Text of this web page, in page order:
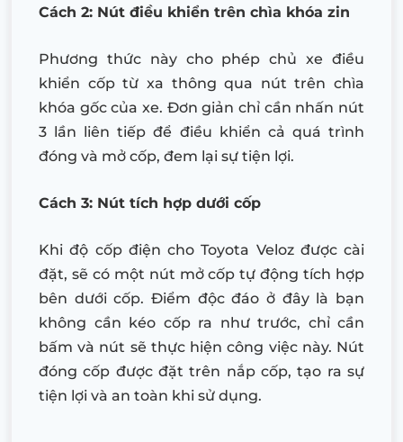
Cách 2: Nút điều khiển trên chìa khóa zin
Phương thức này cho phép chủ xe điều
khiển cốp từ xa thông qua nút trên chìa
khóa gốc của xe. Đơn giản chỉ cần nhấn nút
3 lần liên tiếp để điều khiển cả quá trình
đóng và mở cốp, đem lại sự tiện lợi.
Cách 3: Nút tích hợp dưới cốp
Khi độ cốp điện cho Toyota Veloz được cài
đặt, sẽ có một nút mở cốp tự động tích hợp
bên dưới cốp. Điểm độc đáo ở đây là bạn
không cần kéo cốp ra như trước, chỉ cần
bấm và nút sẽ thực hiện công việc này. Nút
đóng cốp được đặt trên nắp cốp, tạo ra sự
tiện lợi và an toàn khi sử dụng.